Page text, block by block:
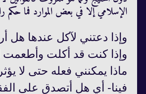
الإسلامي إلا في بعض الموارد فما حكم
وإذا دعتني لآكل عندها هل
وإذا كنت قد أكلت وأطعمت
ماذا يمكنني فعله حتى لا
فينا- أي هل أتصدق على